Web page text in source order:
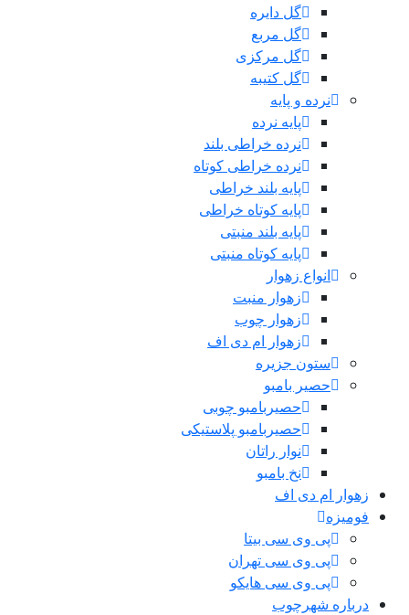
گل دایره
گل مربع
گل مرکزی
گل کتیبه
نرده و پایه
پایه نرده
نرده خراطی بلند
نرده خراطی کوتاه
پایه بلند خراطی
پایه کوتاه خراطی
پایه بلند منبتی
پایه کوتاه منبتی
انواع زهوار
زهوار منبت
زهوار چوب
زهوار ام دی اف
ستون جزیره
حصیر بامبو
حصیربامبو چوبی
حصیربامبو پلاستیکی
نوار راتان
نخ بامبو
زهوار ام دی اف
فومیزه
پی وی سی بیتا
پی وی سی تهران
پی وی سی هایکو
درباره شهرچوب